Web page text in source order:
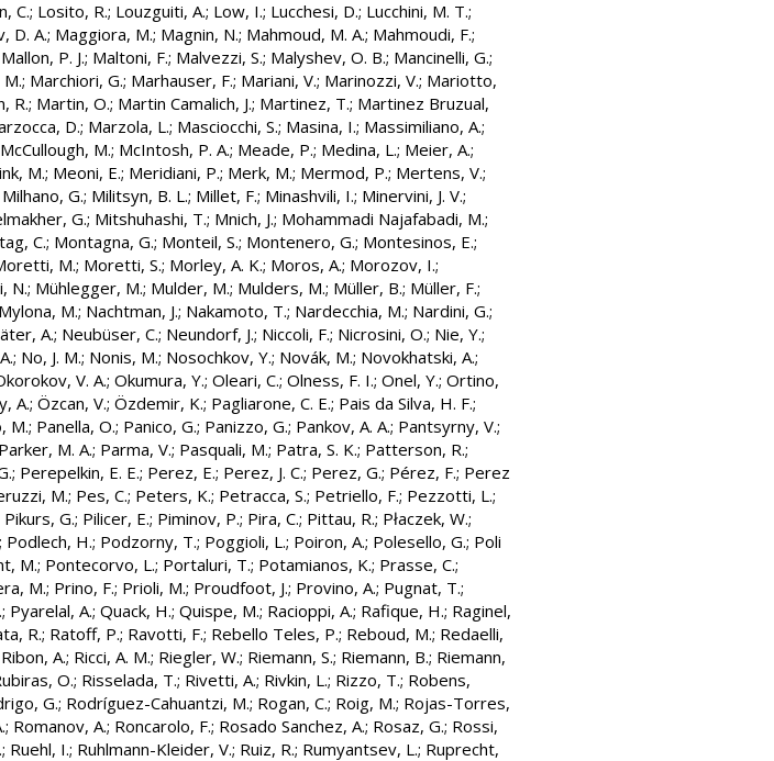
C.; Losito, R.; Louzguiti, A.; Low, I.; Lucchesi, D.; Lucchini, M. T.;
D. A.; Maggiora, M.; Magnin, N.; Mahmoud, M. A.; Mahmoudi, F.;
Mallon, P. J.; Maltoni, F.; Malvezzi, S.; Malyshev, O. B.; Mancinelli, G.;
; Marchiori, G.; Marhauser, F.; Mariani, V.; Marinozzi, V.; Mariotto,
R.; Martin, O.; Martin Camalich, J.; Martinez, T.; Martinez Bruzual,
D.; Marzola, L.; Masciocchi, S.; Masina, I.; Massimiliano, A.;
McCullough, M.; McIntosh, P. A.; Meade, P.; Medina, L.; Meier, A.;
M.; Meoni, E.; Meridiani, P.; Merk, M.; Mermod, P.; Mertens, V.;
Milhano, G.; Militsyn, B. L.; Millet, F.; Minashvili, I.; Minervini, J. V.;
G.; Mitshuhashi, T.; Mnich, J.; Mohammadi Najafabadi, M.;
C.; Montagna, G.; Monteil, S.; Montenero, G.; Montesinos, E.;
M.; Moretti, S.; Morley, A. K.; Moros, A.; Morozov, I.;
N.; Mühlegger, M.; Mulder, M.; Mulders, M.; Müller, B.; Müller, F.;
Mylona, M.; Nachtman, J.; Nakamoto, T.; Nardecchia, M.; Nardini, G.;
A.; Neubüser, C.; Neundorf, J.; Niccoli, F.; Nicrosini, O.; Nie, Y.;
; No, J. M.; Nonis, M.; Nosochkov, Y.; Novák, M.; Novokhatski, A.;
V. A.; Okumura, Y.; Oleari, C.; Olness, F. I.; Onel, Y.; Ortino,
A.; Özcan, V.; Özdemir, K.; Pagliarone, C. E.; Pais da Silva, H. F.;
M.; Panella, O.; Panico, G.; Panizzo, G.; Pankov, A. A.; Pantsyrny, V.;
Parker, M. A.; Parma, V.; Pasquali, M.; Patra, S. K.; Patterson, R.;
; Perepelkin, E. E.; Perez, E.; Perez, J. C.; Perez, G.; Pérez, F.; Perez
M.; Pes, C.; Peters, K.; Petracca, S.; Petriello, F.; Pezzotti, L.;
Pikurs, G.; Pilicer, E.; Piminov, P.; Pira, C.; Pittau, R.; Płaczek, W.;
; Podlech, H.; Podzorny, T.; Poggioli, L.; Poiron, A.; Polesello, G.; Poli
M.; Pontecorvo, L.; Portaluri, T.; Potamianos, K.; Prasse, C.;
M.; Prino, F.; Prioli, M.; Proudfoot, J.; Provino, A.; Pugnat, T.;
; Pyarelal, A.; Quack, H.; Quispe, M.; Racioppi, A.; Rafique, H.; Raginel,
R.; Ratoff, P.; Ravotti, F.; Rebello Teles, P.; Reboud, M.; Redaelli,
Ribon, A.; Ricci, A. M.; Riegler, W.; Riemann, S.; Riemann, B.; Riemann,
O.; Risselada, T.; Rivetti, A.; Rivkin, L.; Rizzo, T.; Robens,
G.; Rodríguez-Cahuantzi, M.; Rogan, C.; Roig, M.; Rojas-Torres,
; Romanov, A.; Roncarolo, F.; Rosado Sanchez, A.; Rosaz, G.; Rossi,
; Ruehl, I.; Ruhlmann-Kleider, V.; Ruiz, R.; Rumyantsev, L.; Ruprecht,